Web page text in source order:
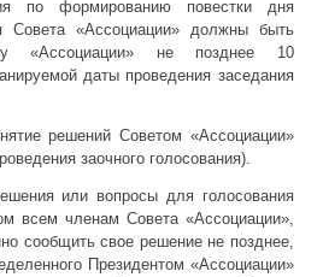
формированию повестки дня
Совета «Ассоциации» должны быть
«Ассоциации» не позднее 10
даты проведения заседания
решений Советом «Ассоциации»
заочного голосования).
или вопросы для голосования
всем членам Совета «Ассоциации»,
сообщить свое решение не позднее,
Президентом «Ассоциации»